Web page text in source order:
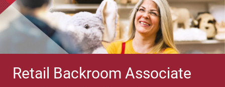
Retail Backroom Associate